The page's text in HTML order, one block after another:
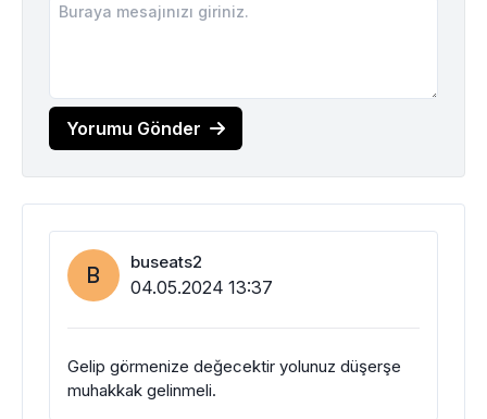
Yorumu Gönder
B buseats2
04.05.2024 13:37
Gelip görmenize değecektir yolunuz düşerşe
muhakkak gelinmeli.